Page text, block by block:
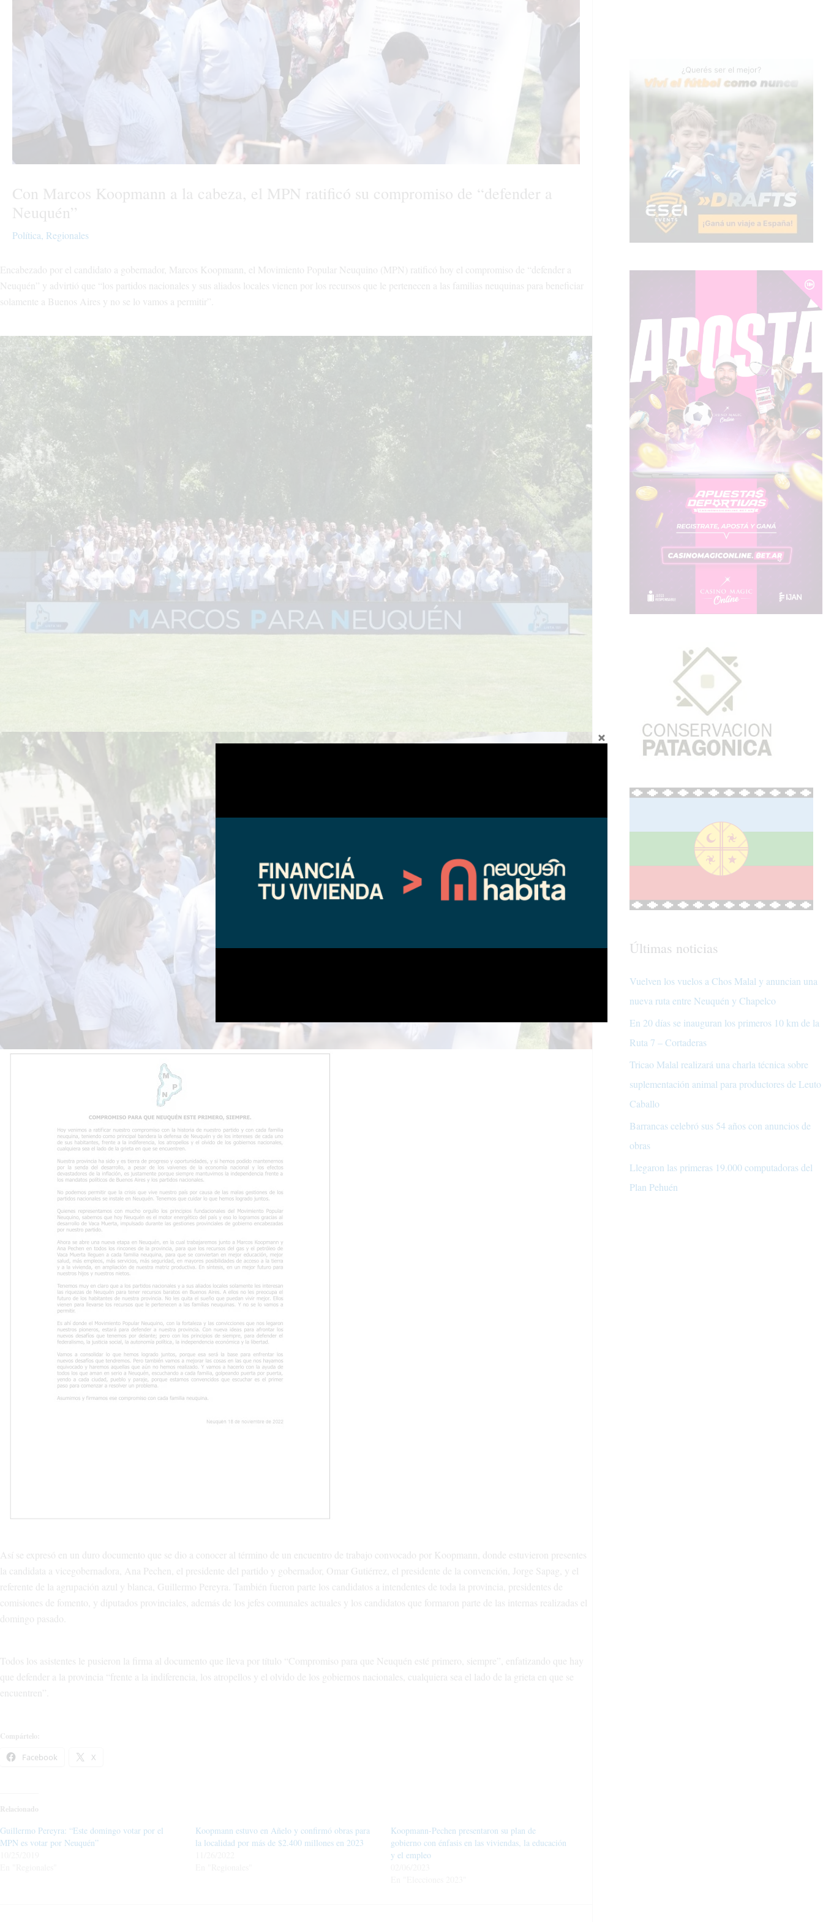
Con Marcos Koopmann a la cabeza, el MPN ratificó su compromiso de “defender a
Neuquén”
Política, Regionales
Encabezado por el candidato a gobernador, Marcos Koopmann, el Movimiento Popular Neuquino (MPN) ratificó hoy el compromiso de “defender a
Neuquén” y advirtió que “los partidos nacionales y sus aliados locales vienen por los recursos que le pertenecen a las familias neuquinas para beneficiar
solamente a Buenos Aires y no se lo vamos a permitir”.
Así se expresó en un duro documento que se dio a conocer al término de un encuentro de trabajo convocado por Koopmann, donde estuvieron presentes
la candidata a vicegobernadora, Ana Pechen, el presidente del partido y gobernador, Omar Gutiérrez, el presidente de la convención, Jorge Sapag, y el
referente de la agrupación azul y blanca, Guillermo Pereyra. También fueron parte los candidatos a intendentes de toda la provincia, presidentes de
comisiones de fomento, y diputados provinciales, además de los jefes comunales actuales y los candidatos que formaron parte de las internas realizadas el
domingo pasado.
Todos los asistentes le pusieron la firma al documento que lleva por título “Compromiso para que Neuquén esté primero, siempre”, enfatizando que hay
que defender a la provincia “frente a la indiferencia, los atropellos y el olvido de los gobiernos nacionales, cualquiera sea el lado de la grieta en que se
encuentren”.
Compártelo:
Facebook X
Relacionado
Guillermo Pereyra: “Este domingo votar por el
MPN es votar por Neuquén”
Koopmann estuvo en Añelo y confirmó obras para
la localidad por más de $2.400 millones en 2023
Koopmann-Pechen presentaron su plan de
gobierno con énfasis en las viviendas, la educación
y el empleo
Últimas noticias
Vuelven los vuelos a Chos Malal y anuncian una
nueva ruta entre Neuquén y Chapelco
En 20 días se inauguran los primeros 10 km de la
Ruta 7 – Cortaderas
Tricao Malal realizará una charla técnica sobre
suplementación animal para productores de Leuto
Caballo
Barrancas celebró sus 54 años con anuncios de
obras
Llegaron las primeras 19.000 computadoras del
Plan Pehuén